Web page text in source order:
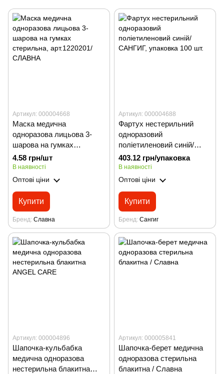
Артикул: 000004668
Маска медична
одноразова лицьова 3-
шарова на гумках
стерильна, арт.1220201/
СЛАВНА
4.58 грн/шт
В наявності
Оптові ціни
Купити
Бренд Славна
Артикул: 000004688
Фартух нестерильний
одноразовий
поліетиленовий синій/
САНГИГ, упаковка 100 шт.
403.12 грн/упаковка
В наявності
Оптові ціни
Купити
Бренд Сангиг
Артикул: 000004896
Шапочка-кульбабка
медична одноразова
нестерильна блакитна
Артикул: 000005841
Шапочка-берет медична
одноразова стерильна
блакитна / Славна